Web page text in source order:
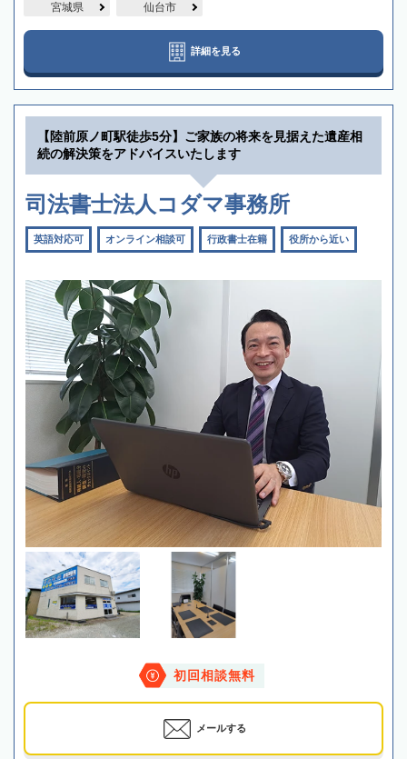
宮城県 仙台市
詳細を見る
【陸前原ノ町駅徒歩5分】ご家族の将来を見据えた遺産相
続の解決策をアドバイスいたします
司法書士法人コダマ事務所
英語対応可 オンライン相談可 行政書士在籍 役所から近い
初回相談無料
メールする